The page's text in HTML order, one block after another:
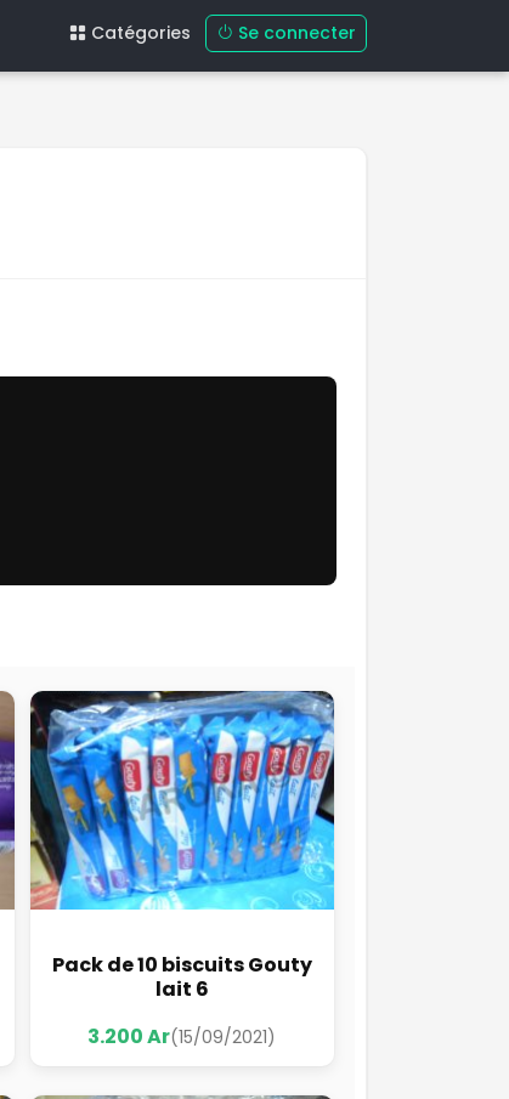
Catégories Se connecter
Pack de 10 biscuits Gouty
lait 6
3.200 Ar(15/09/2021)